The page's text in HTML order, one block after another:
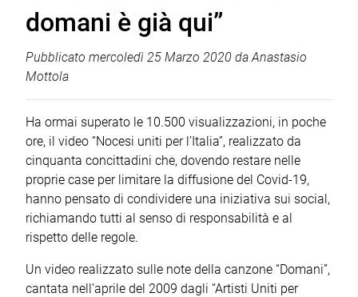
domani è già qui”
Pubblicato mercoledì 25 Marzo 2020 daAnastasio
Mottola
Ha ormai superato le 10.500 visualizzazioni, in poche
ore, il video “Nocesi uniti per l’Italia”, realizzato da
cinquanta concittadini che, dovendo restare nelle
proprie case per limitare la diffusione del Covid-19,
hanno pensato di condividere una iniziativa sui social,
richiamando tutti al senso di responsabilità e al
rispetto delle regole.
Un video realizzato sulle note della canzone “Domani”,
cantata nell’aprile del 2009 dagli “Artisti Uniti per